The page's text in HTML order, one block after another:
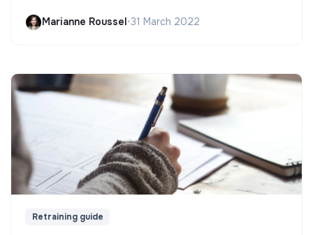
Marianne Roussel•31 March 2022
Retraining guide